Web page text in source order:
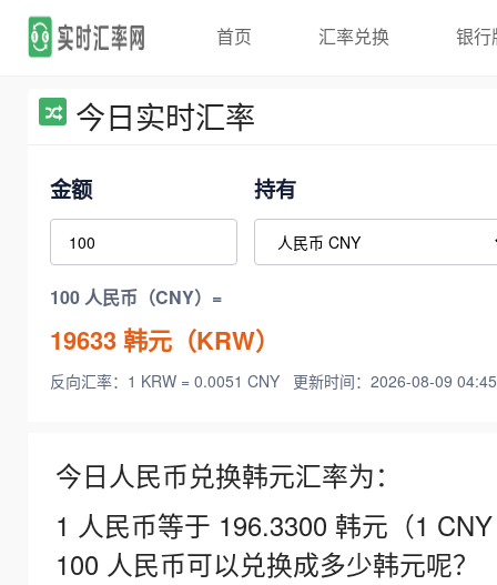
首页 汇率兑换 银行
今日实时汇率
金额 持有
100 人民币（CNY）=
19633韩元（KRW）
反向汇率：1 KRW = 0.0051 CNY 更新时间：2026-08-09
今日人民币兑换韩元汇率为：
1 人民币等于 196.3300 韩元（1
100 人民币可以兑换成多少韩元呢？